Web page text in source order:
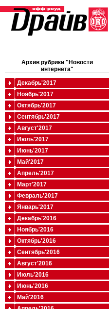
Архив рубрики "Новости
интернета"
Декабрь'2017
Ноябрь'2017
Октябрь'2017
Сентябрь'2017
Август'2017
Июль'2017
Июнь'2017
Май'2017
Апрель'2017
Март'2017
Февраль'2017
Январь'2017
Декабрь'2016
Ноябрь'2016
Октябрь'2016
Сентябрь'2016
Август'2016
Июль'2016
Июнь'2016
Май'2016